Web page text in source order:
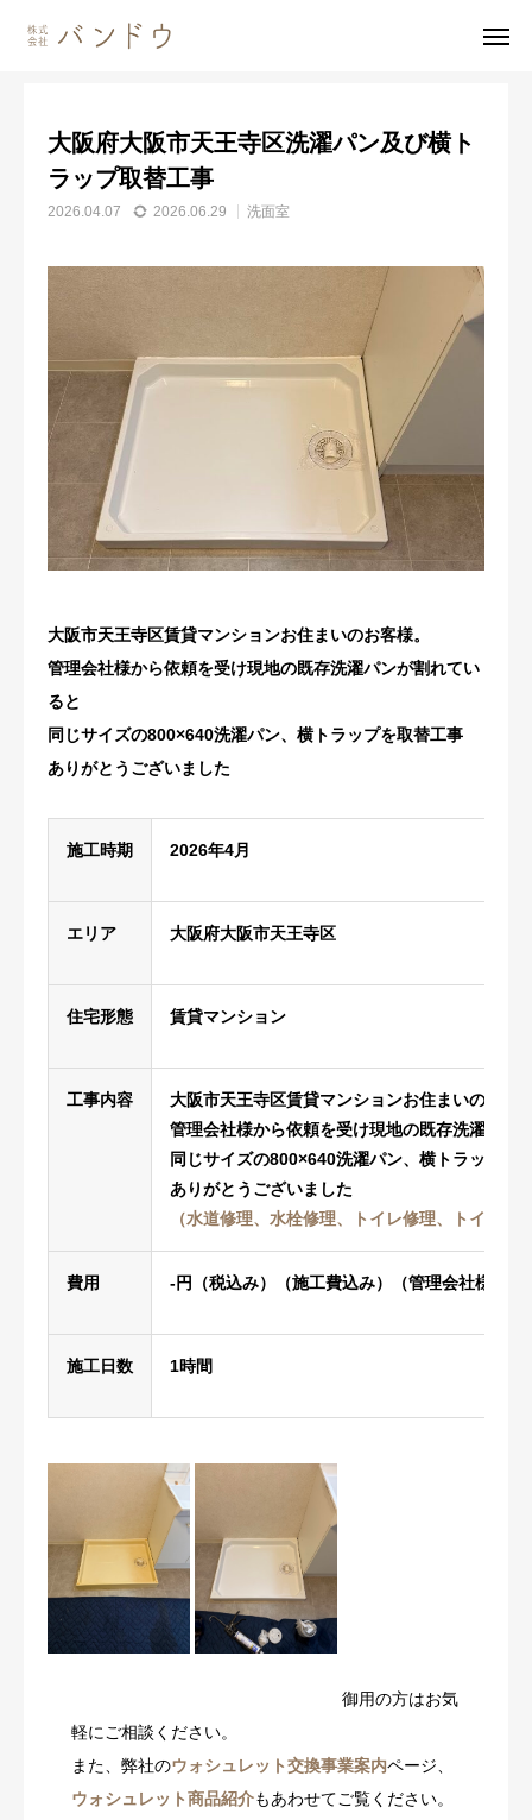
施工事例 洗面室 大阪府大阪市天王寺区洗濯パン及び横トラップ取替工事
大阪府大阪市天王寺区洗濯パン及び横ト
ラップ取替工事
2026.04.07 2026.06.29 洗面室
大阪市天王寺区賃貸マンションお住まいのお客様。
管理会社様から依頼を受け現地の既存洗濯パンが割れてい
ると
同じサイズの800×640洗濯パン、横トラップを取替工事
ありがとうございました
施工時期 2026年4月
エリア 大阪府大阪市天王寺区
住宅形態 賃貸マンション
工事内容
大阪市天王寺区賃貸マンションお住まいのお客
管理会社様から依頼を受け現地の既存洗濯パン
同じサイズの800×640洗濯パン、横トラップを
ありがとうございました
（水道修理、水栓修理、トイレ修理、トイレ工
費用 -円（税込み）（施工費込み）（管理会社様依頼
施工日数 1時間
御用の方はお気
軽にご相談ください。
また、弊社のウォシュレット交換事業案内ページ、
ウォシュレット商品紹介もあわせてご覧ください。
無料見積・ お問い合わせ
施工風景
事業内容
事業内容
施工事例
商品紹介
修理・配管洗浄
おすすめ商品
お問い合わせ